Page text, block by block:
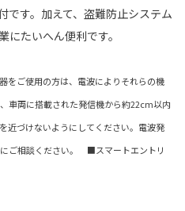
です。加えて、盗難防止システム
にたいへん便利です。
ご使用の方は、電波によりそれらの機
車両に搭載された発信機から約22cm以内
近づけないようにしてください。電波発
ご相談ください。 ■スマートエントリ